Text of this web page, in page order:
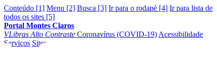
Conteúdo [1] Menu [2] Busca [3] Ir para o rodapé [4] Ir para lista de
todos os sites [5]
Portal Montes Claros
VLibras Alto Contraste Coronavírus (COVID-19) Acessibilidade
Serviços Sites